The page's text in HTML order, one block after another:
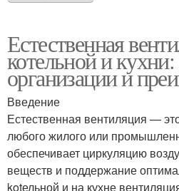
Естественная
котельной и
организации и
Введение
Естественная вентиляция —
любого жилого или
обеспечивает циркуляцию
веществ и поддержание
kotельной и на кухне